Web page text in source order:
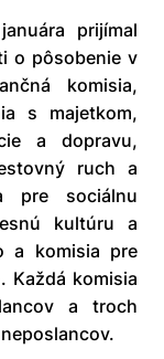
prijímal
o pôsobenie v
komisia,
s majetkom,
a dopravu,
ruch a
pre sociálnu
kultúru a
a komisia pre
Každá komisia
a troch